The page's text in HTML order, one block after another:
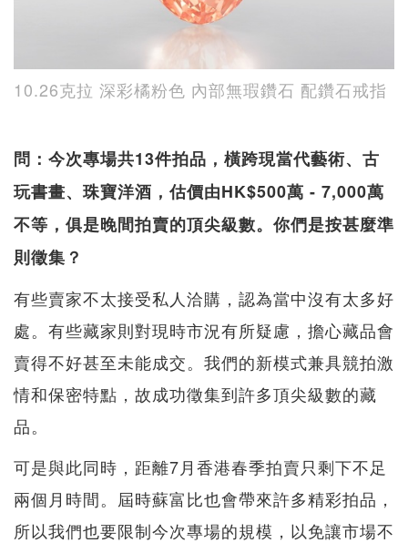
10.26克拉 深彩橘粉色 內部無瑕鑽石 配鑽石戒指
問：今次專場共13件拍品，橫跨現當代藝術、古
玩書畫、珠寶洋酒，估價由HK$500萬 - 7,000萬
不等，俱是晚間拍賣的頂尖級數。你們是按甚麼準
則徵集？
有些賣家不太接受私人洽購，認為當中沒有太多好
處。有些藏家則對現時市況有所疑慮，擔心藏品會
賣得不好甚至未能成交。我們的新模式兼具競拍激
情和保密特點，故成功徵集到許多頂尖級數的藏
品。
可是與此同時，距離7月香港春季拍賣只剩下不足
兩個月時間。屆時蘇富比也會帶來許多精彩拍品，
所以我們也要限制今次專場的規模，以免讓市場不